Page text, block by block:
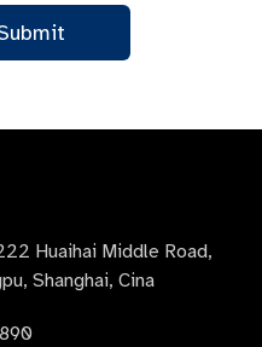
Huaihai Middle Road,
Shanghai, Cina